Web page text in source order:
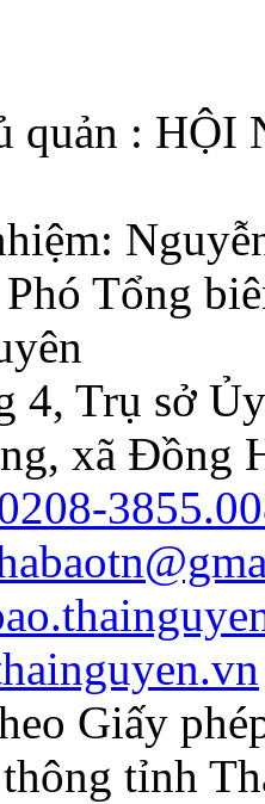
Huỳnh
| lượt tải:59
việc thành
Thúc
| lượt tải:103
công
Hội Nhà
quản :
Tổng
4, Trụ sở
xã Đồng
Giấy
tỉnh